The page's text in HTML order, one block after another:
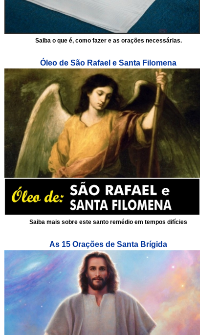
Saiba o que é, como fazer e as orações necessárias.
Óleo de São Rafael e Santa Filomena
Saiba mais sobre este santo remédio em tempos difícies
As 15 Orações de Santa Brígida